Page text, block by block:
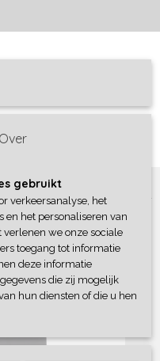
>DJ Dutchjeans
Over
gebruikt
verkeersanalyse, het
en het personaliseren van
verlenen we onze sociale
toegang tot informatie
deze informatie
die zij mogelijk
hun diensten of die u hen